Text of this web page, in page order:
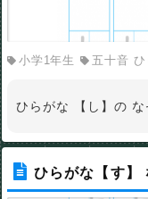
小学1年生 五十音 ひ
ひらがな 【し】の な
ひらがな【す】